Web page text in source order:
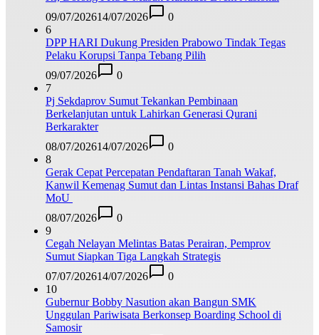
09/07/202614/07/2026
0
6
DPP HARI Dukung Presiden Prabowo Tindak Tegas
Pelaku Korupsi Tanpa Tebang Pilih
09/07/2026
0
7
Pj Sekdaprov Sumut Tekankan Pembinaan
Berkelanjutan untuk Lahirkan Generasi Qurani
Berkarakter
08/07/202614/07/2026
0
8
Gerak Cepat Percepatan Pendaftaran Tanah Wakaf,
Kanwil Kemenag Sumut dan Lintas Instansi Bahas Draf
MoU
08/07/2026
0
9
Cegah Nelayan Melintas Batas Perairan, Pemprov
Sumut Siapkan Tiga Langkah Strategis
07/07/202614/07/2026
0
10
Gubernur Bobby Nasution akan Bangun SMK
Unggulan Pariwisata Berkonsep Boarding School di
Samosir